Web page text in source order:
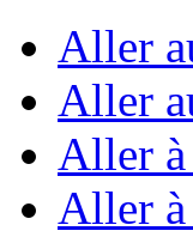
Aller
Aller
Aller à
Aller à